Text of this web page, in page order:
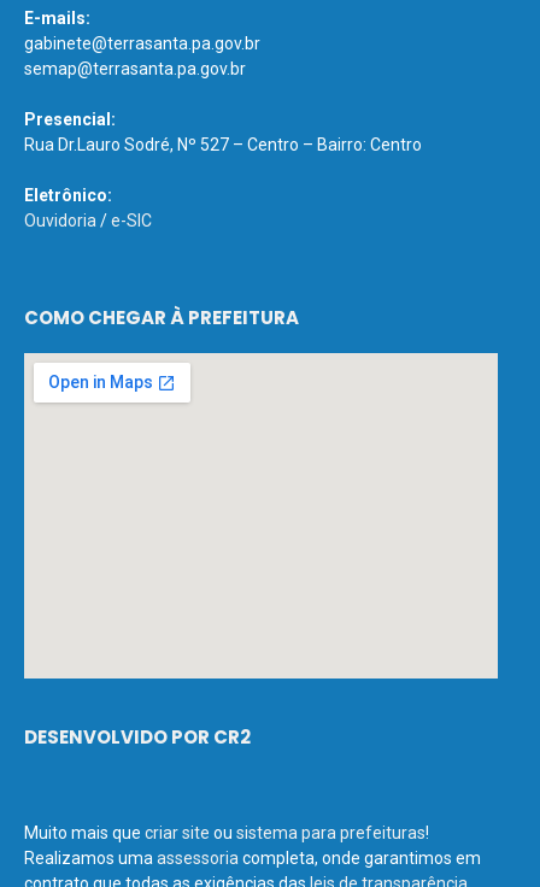
E-mails:
gabinete@terrasanta.pa.gov.br
semap@terrasanta.pa.gov.br
Presencial:
Rua Dr.Lauro Sodré, Nº 527 – Centro – Bairro: Centro
Eletrônico:
Ouvidoria /e-SIC
COMO CHEGAR À PREFEITURA
DESENVOLVIDO POR CR2
Muito mais que criar site ou sistema para prefeituras!
Realizamos uma assessoria completa, onde garantimos em
contrato que todas as exigências das leis de transparência